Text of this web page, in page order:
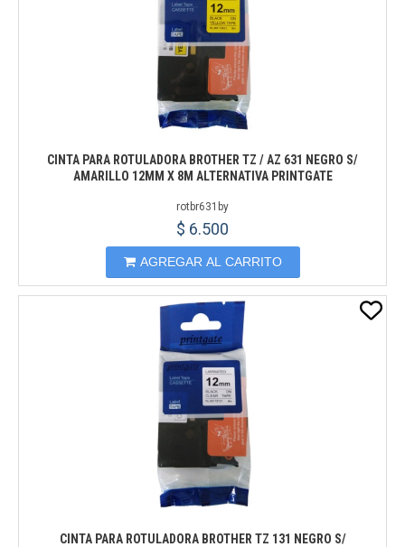
CINTA PARA ROTULADORA BROTHER TZ / AZ 631 NEGRO S/
AMARILLO 12MM X 8M ALTERNATIVA PRINTGATE
rotbr631by
$ 6.500
AGREGAR AL CARRITO
CINTA PARA ROTULADORA BROTHER TZ 131 NEGRO S/